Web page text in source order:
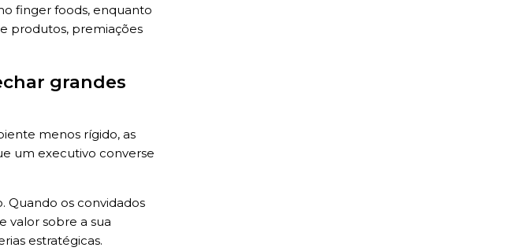
finger foods, enquanto
produtos, premiações
grandes
menos rígido, as
um executivo converse
Quando os convidados
valor sobre a sua
estratégicas.